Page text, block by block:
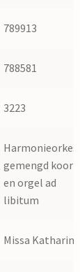
789913
788581
3223
Harmonieorkest,
gemengd koor
en orgel ad
libitum
Missa Katharina